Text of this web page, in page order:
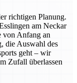
richtigen Planung.
am Neckar
von Anfang an
die Auswahl des
geht – wir
Zufall überlassen